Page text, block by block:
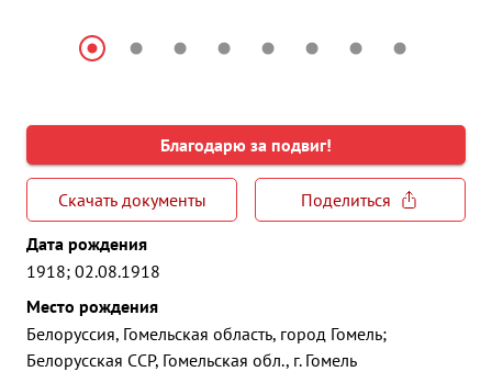
Благодарю за подвиг!
Скачать документы
Поделиться
Дата рождения
1918; 02.08.1918
Место рождения
Белоруссия, Гомельская область, город Гомель;
Белорусская ССР, Гомельская обл., г. Гомель